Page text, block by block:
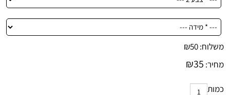
משלוח: ₪50
מחיר:
₪35
כמות